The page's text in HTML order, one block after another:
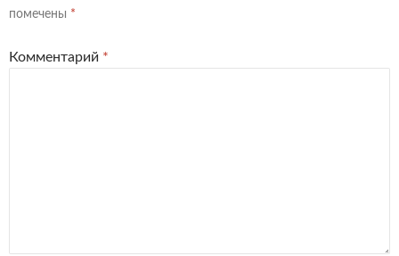
помечены *
Комментарий *